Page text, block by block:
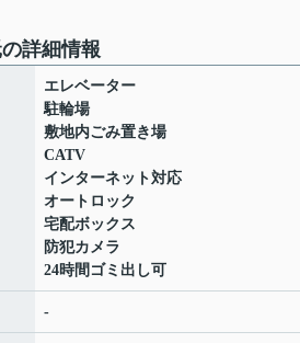
詳細情報
エレベーター
駐輪場
敷地内ごみ置き場
CATV
インターネット対応
オートロック
宅配ボックス
防犯カメラ
24時間ゴミ出し可
-